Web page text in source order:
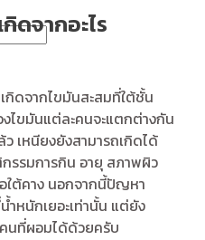
ดจากอะไร
ดจากไขมันสะสมที่ใต้ชั้น
ไขมันแต่ละคนจะแตกต่างกัน
เหนียงยังสามารถเกิดได้
รรมการกิน อายุ สภาพผิว
อใต้คาง นอกจากนี้ปัญหา
หนักเยอะเท่านั้น แต่ยัง
นที่ผอมได้ด้วยครับ